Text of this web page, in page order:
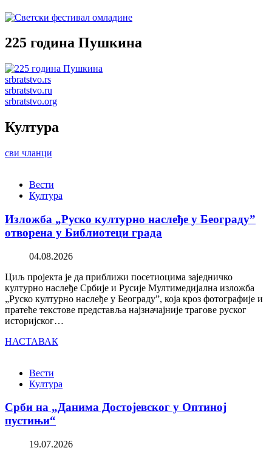
225 година Пушкина
srbratstvo.rs
srbratstvo.ru
srbratstvo.org
Култура
сви чланци
Вести
Култура
Изложба „Руско културно наслеђе у Београду”
отворена у Библиотеци града
04.08.2026
Циљ пројекта је да приближи посетиоцима заједничко
културно наслеђе Србије и Русије Мултимедијална изложба
„Руско културно наслеђе у Београду”, која кроз фотографије и
пратеће текстове представља најзначајније трагове руског
историјског…
НАСТАВАК
Вести
Култура
Срби на „Данима Достојевског у Оптиној
пустињи“
19.07.2026